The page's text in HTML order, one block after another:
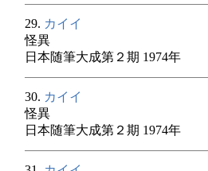
29. カイイ
怪異
日本随筆大成第２期 1974年
30. カイイ
怪異
日本随筆大成第２期 1974年